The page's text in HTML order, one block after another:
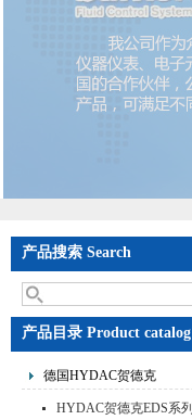
产品搜索 Search
产品目录 Product catalog
德国HYDAC贺德克
HYDAC贺德克EDS系列